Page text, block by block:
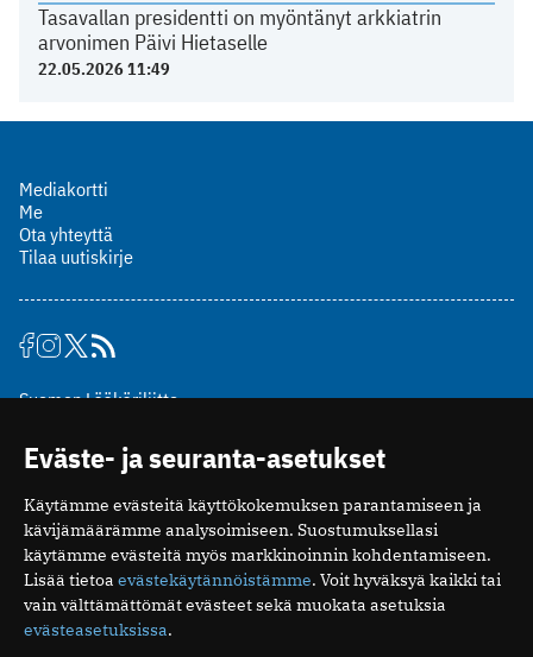
Tasavallan presidentti on myöntänyt arkkiatrin
arvonimen Päivi Hietaselle
22.05.2026 11:49
Mediakortti
Me
Ota yhteyttä
Tilaa uutiskirje
Suomen Lääkäriliitto
00510 Helsinki
puh. (09) 393 091
toimitus@potilaanlaakarilehti.fi
ISSN 2323-9476
Eväste- ja seuranta-asetukset
Käytämme evästeitä käyttökokemuksen parantamiseen ja
kävijämäärämme analysoimiseen. Suostumuksellasi
käytämme evästeitä myös markkinoinnin kohdentamiseen.
Lisää tietoa evästekäytännöistämme. Voit hyväksyä kaikki tai
vain välttämättömät evästeet sekä muokata asetuksia
evästeasetuksissa.